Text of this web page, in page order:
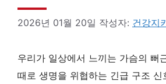
2026년 01월 20일 작성자: 건강지
우리가 일상에서 느끼는 가슴의 뻐
때로 생명을 위협하는 긴급 구조 신